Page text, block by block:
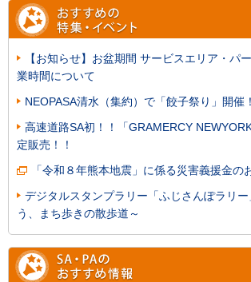
【お知らせ】お盆期間 サービスエリア・パ
業時間について
NEOPASA清水（集約）で「餃子祭り」開催！
高速道路SA初！！「GRAMERCY
定販売！！
「令和８年熊本地震」に係る災害義援金の
デジタルスタンプラリー「ふじさんぽラリ
う、まち歩きの散歩道～